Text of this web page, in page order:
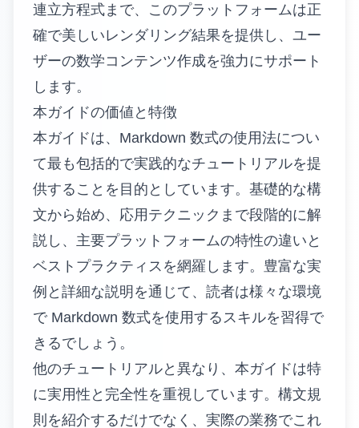
連立方程式まで、このプラットフォームは正
確で美しいレンダリング結果を提供し、ユー
ザーの数学コンテンツ作成を強力にサポート
します。
本ガイドの価値と特徴
本ガイドは、Markdown 数式の使用法につい
て最も包括的で実践的なチュートリアルを提
供することを目的としています。基礎的な構
文から始め、応用テクニックまで段階的に解
説し、主要プラットフォームの特性の違いと
ベストプラクティスを網羅します。豊富な実
例と詳細な説明を通じて、読者は様々な環境
で Markdown 数式を使用するスキルを習得で
きるでしょう。
他のチュートリアルと異なり、本ガイドは特
に実用性と完全性を重視しています。構文規
則を紹介するだけでなく、実際の業務でこれ